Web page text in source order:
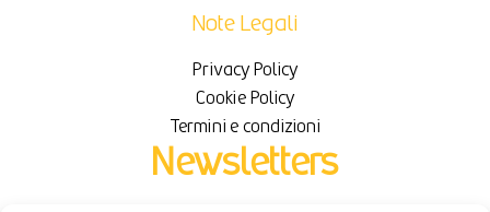
Note Legali
Privacy Policy
Cookie Policy
Termini e condizioni
Newsletters